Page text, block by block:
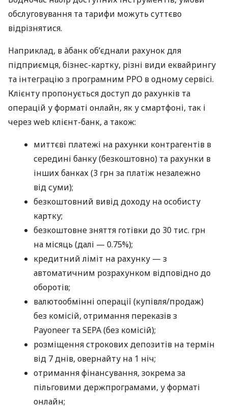
обслуговування та тарифи можуть суттєво
відрізнятися.
Наприклад, в àбанк об’єднали рахунок для
підприємця, бізнес-картку, різні види еквайрингу
та інтеграцію з програмним РРО в одному сервісі.
Клієнту пропонується доступ до рахунків та
операцій у форматі онлайн, як у смартфоні, так і
через web клієнт-банк, а також:
миттєві платежі на рахунки контрагентів в
середині банку (безкоштовно) та рахунки в
інших банках (3 грн за платіж незалежно
від суми);
безкоштовний вивід доходу на особисту
картку;
безкоштовне зняття готівки до 30 тис. грн
на місяць (далі — 0.75%);
кредитний ліміт на рахунку — з
автоматичним розрахунком відповідно до
оборотів;
валютообмінні операції (купівля/продаж)
без комісій, отримання переказів з
Payoneer та SEPA (без комісій);
розміщення строкових депозитів на термін
від 7 днів, овернайту на 1 ніч;
отримання фінансування, зокрема за
пільговими держпрограмами, у форматі
онлайн;